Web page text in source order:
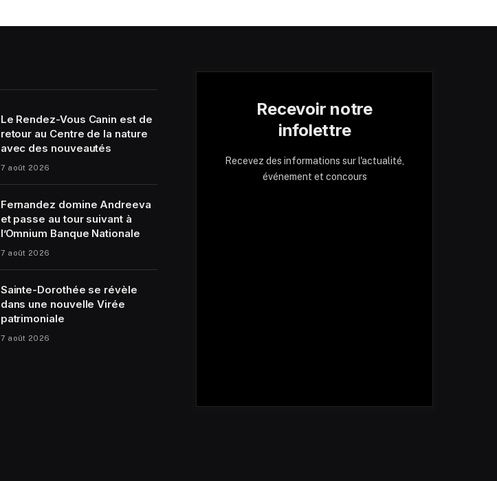
Le Rendez-Vous Canin est de
retour au Centre de la nature
avec des nouveautés
7 août 2026
Fernandez domine Andreeva
et passe au tour suivant à
l’Omnium Banque Nationale
7 août 2026
Sainte-Dorothée se révèle
dans une nouvelle Virée
patrimoniale
7 août 2026
Recevoir notre
infolettre
Recevez des informations sur l'actualité,
événement et concours